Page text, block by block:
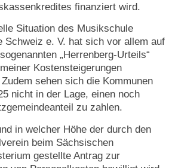
finanziert wird.
Situation des Musikschule
Schweiz e. V. hat sich vor allem auf
„Herrenberg-Urteils“
Kostensteigerungen
sehen sich die Kommunen
nicht in der Lage, einen noch
zu zahlen.
in welcher Höhe der durch den
beim Sächsischen
gestellte Antrag zur